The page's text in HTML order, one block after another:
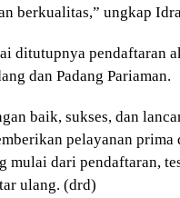
berkualitas,” ungkap
ditutupnya pendaftaran
dan Padang Pariaman.
baik, sukses, dan
pelayanan prima
mulai dari pendaftaran,
ulang. (drd)